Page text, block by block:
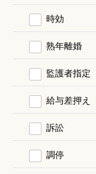
時効
熟年離婚
監護者指定
給与差押え
訴訟
調停